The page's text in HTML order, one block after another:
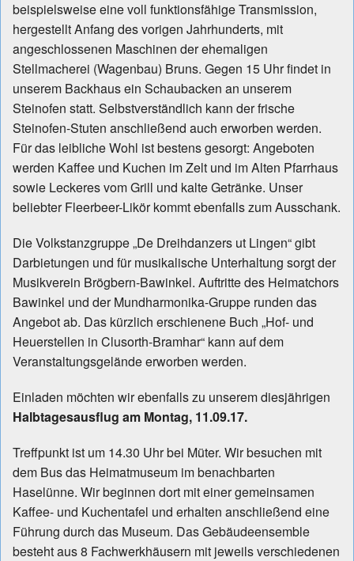
beispielsweise eine voll funktionsfähige Transmission,
hergestellt Anfang des vorigen Jahrhunderts, mit
angeschlossenen Maschinen der ehemaligen
Stellmacherei (Wagenbau) Bruns. Gegen 15 Uhr findet in
unserem Backhaus ein Schaubacken an unserem
Steinofen statt. Selbstverständlich kann der frische
Steinofen-Stuten anschließend auch erworben werden.
Für das leibliche Wohl ist bestens gesorgt: Angeboten
werden Kaffee und Kuchen im Zelt und im Alten Pfarrhaus
sowie Leckeres vom Grill und kalte Getränke. Unser
beliebter Fleerbeer-Likör kommt ebenfalls zum Ausschank.
Die Volkstanzgruppe „De Dreihdanzers ut Lingen“ gibt
Darbietungen und für musikalische Unterhaltung sorgt der
Musikverein Brögbern-Bawinkel. Auftritte des Heimatchors
Bawinkel und der Mundharmonika-Gruppe runden das
Angebot ab. Das kürzlich erschienene Buch „Hof- und
Heuerstellen in Clusorth-Bramhar“ kann auf dem
Veranstaltungsgelände erworben werden.
Einladen möchten wir ebenfalls zu unserem diesjährigen
Halbtagesausflug am Montag, 11.09.17.
Treffpunkt ist um 14.30 Uhr bei Müter. Wir besuchen mit
dem Bus das Heimatmuseum im benachbarten
Haselünne. Wir beginnen dort mit einer gemeinsamen
Kaffee- und Kuchentafel und erhalten anschließend eine
Führung durch das Museum. Das Gebäudeensemble
besteht aus 8 Fachwerkhäusern mit jeweils verschiedenen